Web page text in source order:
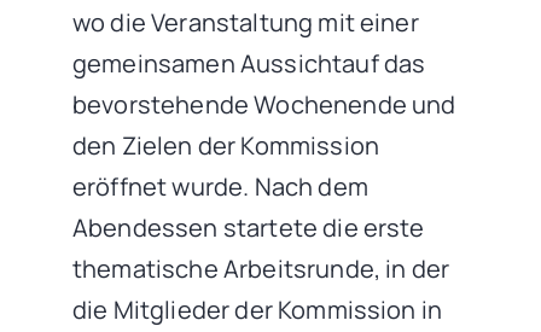
wo die Veranstaltung mit einer
gemeinsamen Aussichtauf das
bevorstehende Wochenende und
den Zielen der Kommission
eröffnet wurde. Nach dem
Abendessen startete die erste
thematische Arbeitsrunde, in der
die Mitglieder der Kommission in